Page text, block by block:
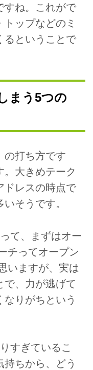
すね。これがで
ップなどのミ
るということで
まう5つの
の打ち方です
。大きめテーク
ドレスの時点で
そうです。
て、まずはオー
チってオープン
いますが、実は
で、力が逃げて
なりがちという
すぎているこ
ちから、どう